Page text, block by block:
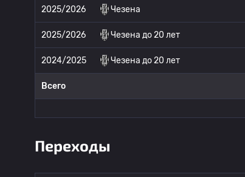
2025/2026 Чезена
2025/2026 Чезена до 20 лет
2024/2025 Чезена до 20 лет
Всего
Переходы